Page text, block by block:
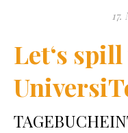
17.
Let‘s